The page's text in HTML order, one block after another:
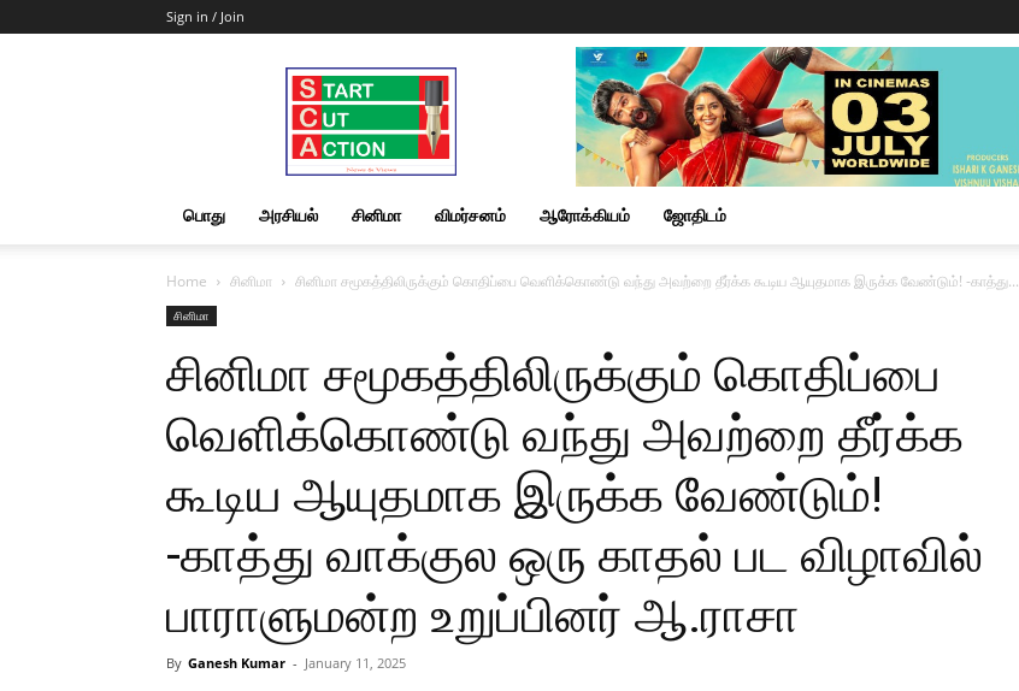
Sign in / Join
Start
Cut
Action
|
News
&
பொது அரசியல் சினிமா விமர்சனம் ஆரோக்கியம் ஜோதிடம்
Home சினிமா சினிமா சமூகத்திலிருக்கும் கொதிப்பை வெளிக்கொண்டு வந்து அவற்றை தீர்க்க கூடிய ஆயுதமாக இருக்க வேண்டும்! -காத்து...
சினிமா
சினிமா சமூகத்திலிருக்கும் கொதிப்பை
வெளிக்கொண்டு வந்து அவற்றை தீர்க்க
கூடிய ஆயுதமாக இருக்க வேண்டும்!
-காத்து வாக்குல ஒரு காதல் பட விழாவில்
பாராளுமன்ற உறுப்பினர் ஆ.ராசா
By Ganesh Kumar - January 11, 2025